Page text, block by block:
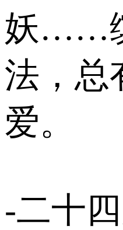
妖……
法，总
爱。
-二十